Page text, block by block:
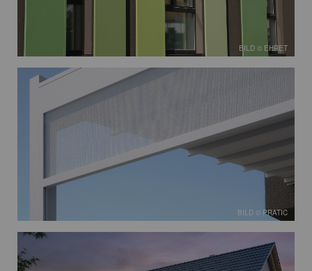
BILD © EHRET
BILD © PRATIC